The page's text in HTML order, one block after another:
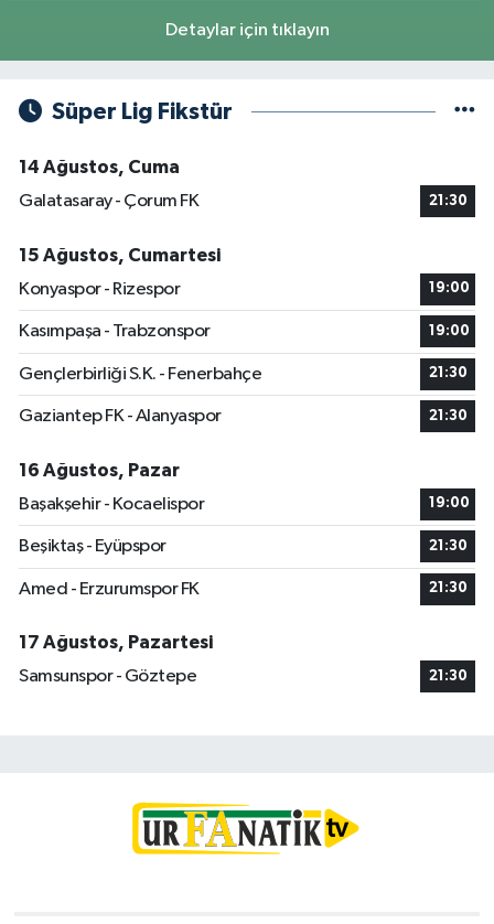
Detaylar için tıklayın
Süper Lig Fikstür
14 Ağustos, Cuma
Galatasaray - Çorum FK
21:30
15 Ağustos, Cumartesi
Konyaspor - Rizespor
19:00
Kasımpaşa - Trabzonspor 19:00
Gençlerbirliği S.K. - Fenerbahçe 21:30
Gaziantep FK - Alanyaspor 21:30
16 Ağustos, Pazar
Başakşehir - Kocaelispor
19:00
Beşiktaş - Eyüpspor 21:30
Amed - Erzurumspor FK 21:30
17 Ağustos, Pazartesi
Samsunspor - Göztepe
21:30